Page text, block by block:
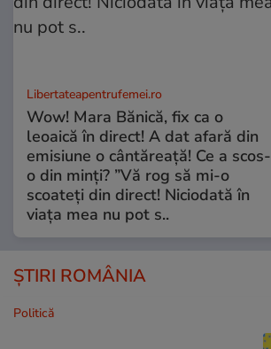
Libertateapentrufemei.ro
Wow! Mara Bănică, fix ca o
leoaică în direct! A dat afară din
emisiune o cântăreață! Ce a scos-
o din minți? ”Vă rog să mi-o
scoateți din direct! Niciodată în
viața mea nu pot s..
ȘTIRI ROMÂNIA
Politică